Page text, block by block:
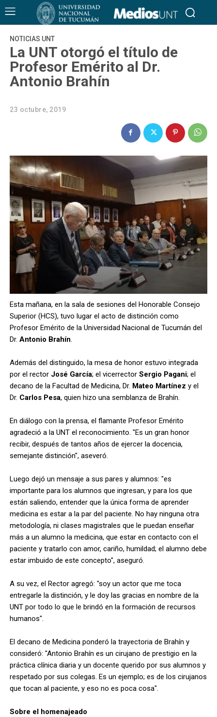
NOTICIAS UNT
La UNT otorgó el título de
Profesor Emérito al Dr.
Antonio Brahín
23 octubre, 2019
Esta mañana, en la sala de sesiones del Honorable Consejo
Superior (HCS), tuvo lugar el acto de distinción como
Profesor Emérito de la Universidad Nacional de Tucumán del
Dr. Antonio Brahín.
Además del distinguido, la mesa de honor estuvo integrada
por el rector José García; el vicerrector Sergio Pagani; el
decano de la Facultad de Medicina, Dr. Mateo Martínez y el
Dr. Carlos Pesa, quien hizo una semblanza de Brahín.
En diálogo con la prensa, el flamante Profesor Emérito
agradeció a la UNT el reconocimiento. "Es un gran honor
recibir, después de tantos años de ejercer la docencia,
semejante distinción", aseveró.
Luego dejó un mensaje a sus pares y alumnos: "es
importante para los alumnos que ingresan, y para los que
están saliendo, entender que la única forma de aprender
medicina es estar a la par del paciente. No hay ninguna otra
metodología, ni clases magistrales que le puedan enseñar
más a un alumno la medicina, que estar en contacto con el
paciente y tratarlo con amor, cariño, humildad; el alumno debe
estar imbuido de este concepto", aseguró.
A su vez, el Rector agregó: "soy un actor que me toca
entregarle la distinción, y le doy las gracias en nombre de la
UNT por todo lo que le brindó en la formación de recursos
humanos".
El decano de Medicina ponderó la trayectoria de Brahín y
consideró: "Antonio Brahín es un cirujano de prestigio en la
práctica clínica diaria y un docente querido por sus alumnos y
respetado por sus colegas. Es un ejemplo; es de los cirujanos
que tocan al paciente, y eso no es poca cosa".
Sobre el homenajeado